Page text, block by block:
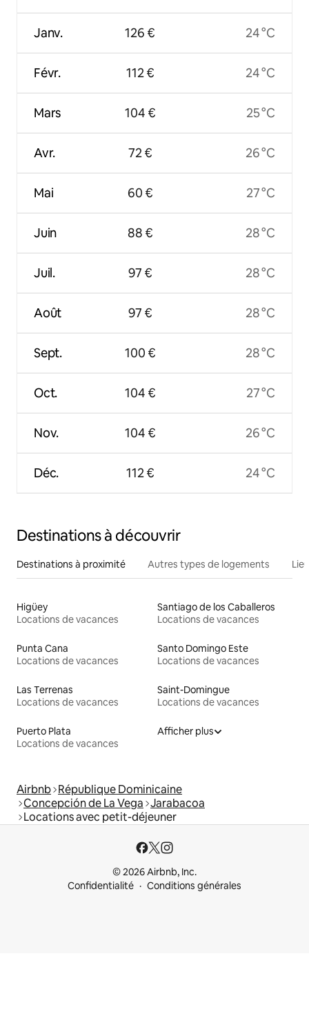
Janv.
Févr.
Mars
Avr.
Mai
Juin
Juil.
Août
Sept.
Oct.
Nov.
Déc.
126 €
112 €
104 €
72 €
60 €
88 €
97 €
97 €
100 €
104 €
104 €
112 €
24 °C
24 °C
25 °C
26 °C
27 °C
28 °C
28 °C
28 °C
28 °C
27 °C
26 °C
24 °C
Destinations à découvrir
Destinations à proximité Autres types de logements
Higüey
Locations de vacances
Santiago de los Caballeros
Locations de vacances
Punta Cana
Locations de vacances
Santo Domingo Este
Locations de vacances
Las Terrenas
Locations de vacances
Saint-Domingue
Locations de vacances
Puerto Plata
Locations de vacances
Afficher plus
Airbnb République Dominicaine
Concepción de La Vega Jarabacoa
Locations avec petit-déjeuner
© 2026 Airbnb, Inc.
Confidentialité
Conditions générales